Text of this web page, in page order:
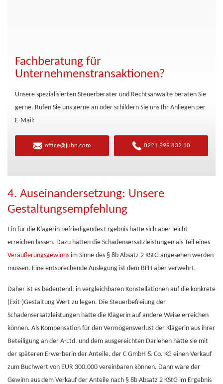
Fachberatung für
Unternehmenstransaktionen?
Unsere spezialisierten Steuerberater und Rechtsanwälte beraten Sie
gerne. Rufen Sie uns gerne an oder schildern Sie uns Ihr Anliegen per
E-Mail:
office@juhn.com 0221 999 832 10
4. Auseinandersetzung: Unsere
Gestaltungsempfehlung
Ein für die Klägerin befriedigendes Ergebnis hätte sich aber leicht
erreichen lassen. Dazu hätten die Schadensersatzleistungen als Teil eines
Veräußerungsgewinns im Sinne des § 8b Absatz 2 KStG angesehen werden
müssen. Eine entsprechende Auslegung ist dem BFH aber verwehrt.
Daher ist es bedeutend, in vergleichbaren Konstellationen auf die konkrete
(Exit-)Gestaltung Wert zu legen. Die Steuerbefreiung der
Schadensersatzleistungen hätte die Klägerin auf andere Weise erreichen
können. Als Kompensation für den Vermögensverlust der Klägerin aus ihrer
Beteiligung an der A-Ltd. und dem ausgereichten Darlehen hätte sie mit
der späteren Erwerberin der Anteile, der C GmbH & Co. KG einen Verkauf
zum Buchwert von EUR 300.000 vereinbaren können. Dann wäre der
Gewinn aus dem Verkauf der Anteile nach § 8b Absatz 2 KStG im Ergebnis